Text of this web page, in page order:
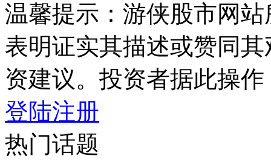
温馨提示：游侠股市网
表明证实其描述或赞同
资建议。投资者据此操
登陆注册
热门话题